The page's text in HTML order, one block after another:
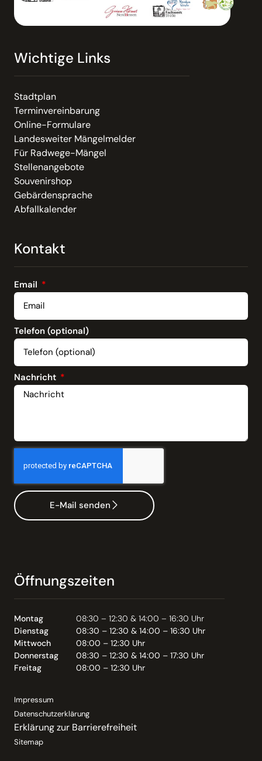
Wichtige Links
Stadtplan
Terminvereinbarung
Online-Formulare
Landesweiter Mängelmelder
Für Radwege-Mängel
Stellenangebote
Souvenirshop
Gebärdensprache
Abfallkalender
Kontakt
Email
Telefon (optional)
Nachricht
E-Mail senden
Öffnungszeiten
Montag
08:30 – 12:30 & 14:00 – 16:30 Uhr
Dienstag
08:30 – 12:30 & 14:00 – 16:30 Uhr
Mittwoch
08:00 – 12:30 Uhr
Donnerstag
08:30 – 12:30 & 14:00 – 17:30 Uhr
Freitag
08:00 – 12:30 Uhr
Impressum
Datenschutzerklärung
Erklärung zur Barrierefreiheit
Sitemap